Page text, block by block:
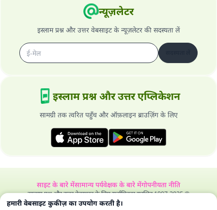
न्यूज़लेटर
इस्लाम प्रश्न और उत्तर वेबसाइट के न्यूज़लेटर की सदस्यता लें
इस्लाम प्रश्न और उत्तर एप्लिकेशन
सामग्री तक त्वरित पहुँच और ऑफ़लाइन ब्राउज़िंग के लिए
साइट के बारे मेंसामान्य पर्यवेक्षक के बारे मेंगोपनीयता नीति
इस्लाम प्रश्न और उत्तर वेबसाइट के लिए सर्वाधिकार सुरक्षित 1997-2025 ©
हमारी वेबसाइट कुकीज़ का उपयोग करती है।